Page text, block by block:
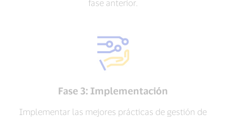
fase anterior.
Fase 3: Implementación
Implementar las mejores prácticas de gestión de